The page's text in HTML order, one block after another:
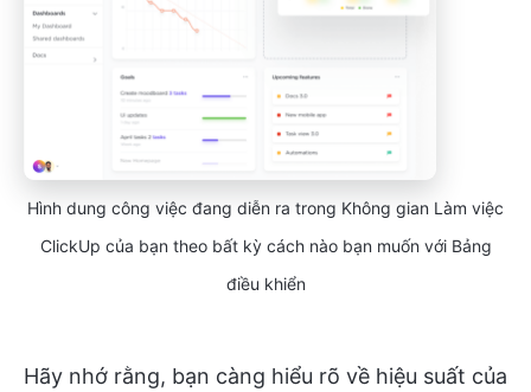
Hình dung công việc đang diễn ra trong Không gian Làm việc
ClickUp của bạn theo bất kỳ cách nào bạn muốn với Bảng
điều khiển
Hãy nhớ rằng, bạn càng hiểu rõ về hiệu suất của